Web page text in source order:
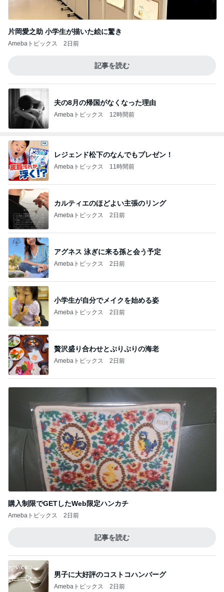
片岡愛之助 小学生が描いた絵に驚き
Amebaトピックス 2日前
記事を読む
夫の8月の帰国がなくなった理由
Amebaトピックス 12時間前
レジェンド松下のなんでもプレゼン！
Amebaトピックス 11時間前
カルティエのほどよい主張のリング
Amebaトピックス 2日前
アグネス 泳ぎに来る孫と会う予定
Amebaトピックス 2日前
小学生が自分でメイクを始める姿
Amebaトピックス 2日前
贅沢盛り合わせとぷりぷりの海老
Amebaトピックス 2日前
購入制限でGETしたWeb限定ハンカチ
Amebaトピックス 2日前
記事を読む
男子に大好評のコストコハンバーグ
Amebaトピックス 2日前